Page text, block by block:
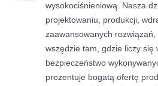
wysokociśnieniową. Nasza
projektowaniu, produkcji,
zaawansowanych
wszędzie tam, gdzie liczy
bezpieczeństwo
prezentuje bogatą ofertę